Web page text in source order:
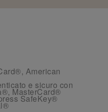
American
e sicuro con
MasterCard®
SafeKey®